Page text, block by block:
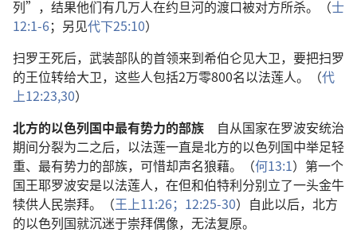
列”，结果他们有几万人在约旦河的渡口被对方所杀。（士
12:1-6；另见代下25:10）
扫罗王死后，武装部队的首领来到希伯仑见大卫，要把扫罗
的王位转给大卫，这些人包括2万零800名以法莲人。（代
上12:23,30）
北方的以色列国中最有势力的部族 自从国家在罗波安统治
期间分裂为二之后，以法莲一直是北方的以色列国中举足轻
重、最有势力的部族，可惜却声名狼藉。（何13:1）第一个
国王耶罗波安是以法莲人，在但和伯特利分别立了一头金牛
犊供人民崇拜。（王上11:26； 12:25-30）自此以后，北方
的以色列国就沉迷于崇拜偶像，无法复原。